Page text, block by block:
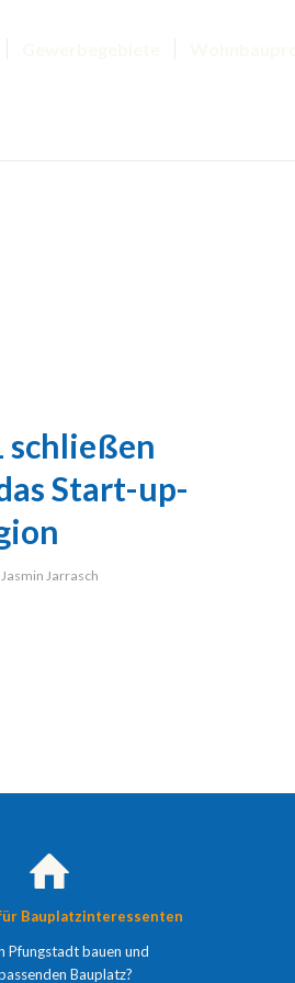
schließen
Start-up-
Jasmin Jarrasch
Bauplatzinteressenten
Pfungstadt bauen und
Bauplatz?